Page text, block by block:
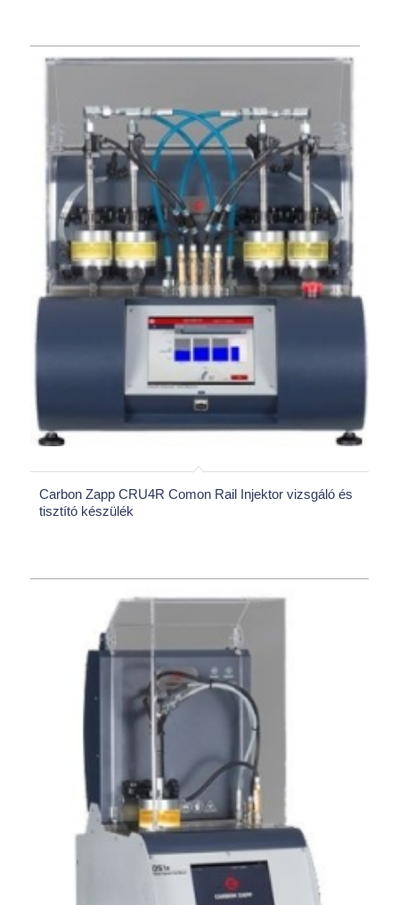
Carbon Zapp CRU4R Comon Rail Injektor vizsgáló és
tisztító készülék